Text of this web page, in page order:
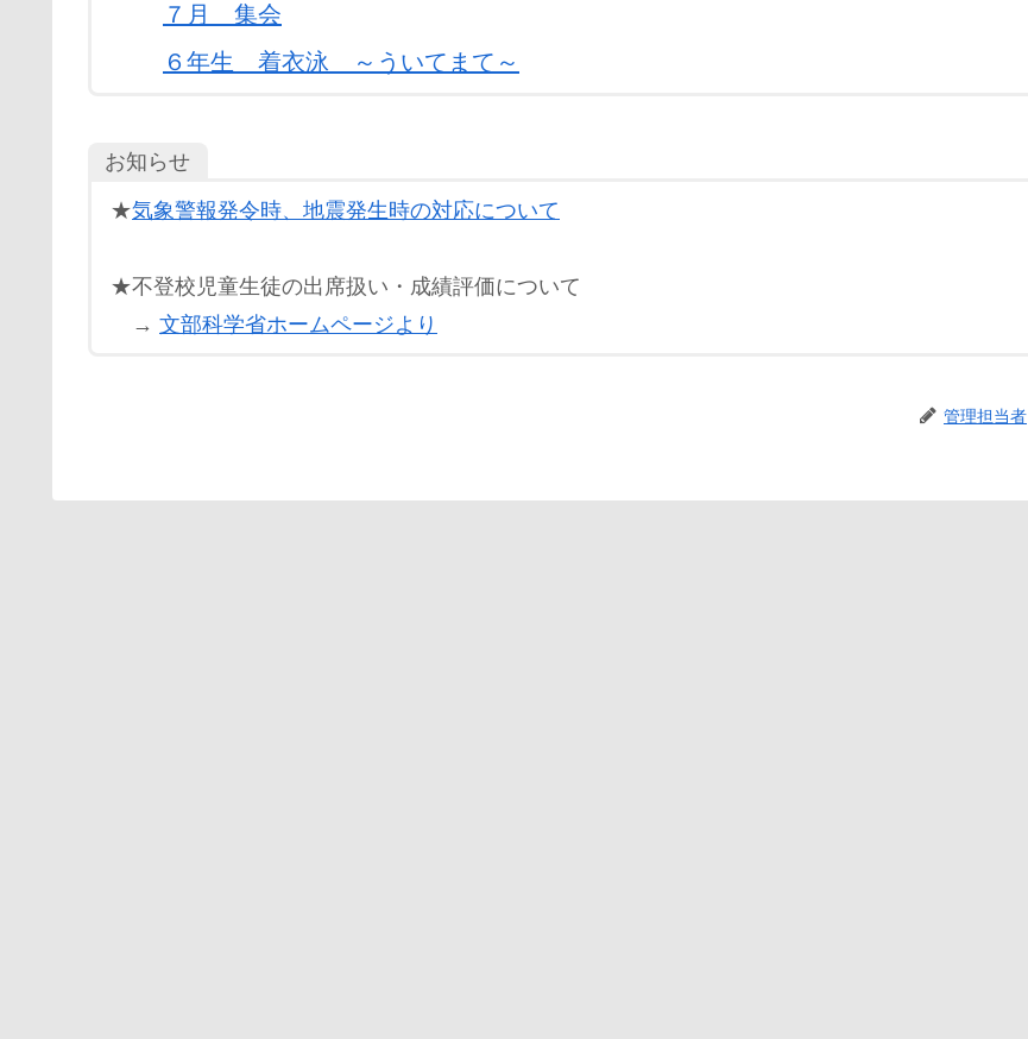
７月 集会
６年生 着衣泳 ～ういてまて～
お知らせ
★気象警報発令時、地震発生時の対応について
★不登校児童生徒の出席扱い・成績評価について
→ 文部科学省ホームページより
管理担当者